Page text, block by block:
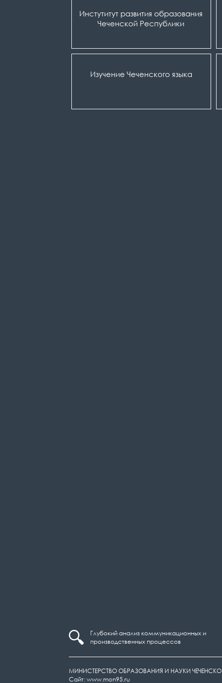
Инстутитут развития образования
Чеченской Республики
Изучение Чеченского языка
Глубокий анализ коммуникационных и
производственных процессов
МИНИСТЕРСТВО ОБРАЗОВАНИЯ И НАУКИ
Сайт: www.mon95.ru